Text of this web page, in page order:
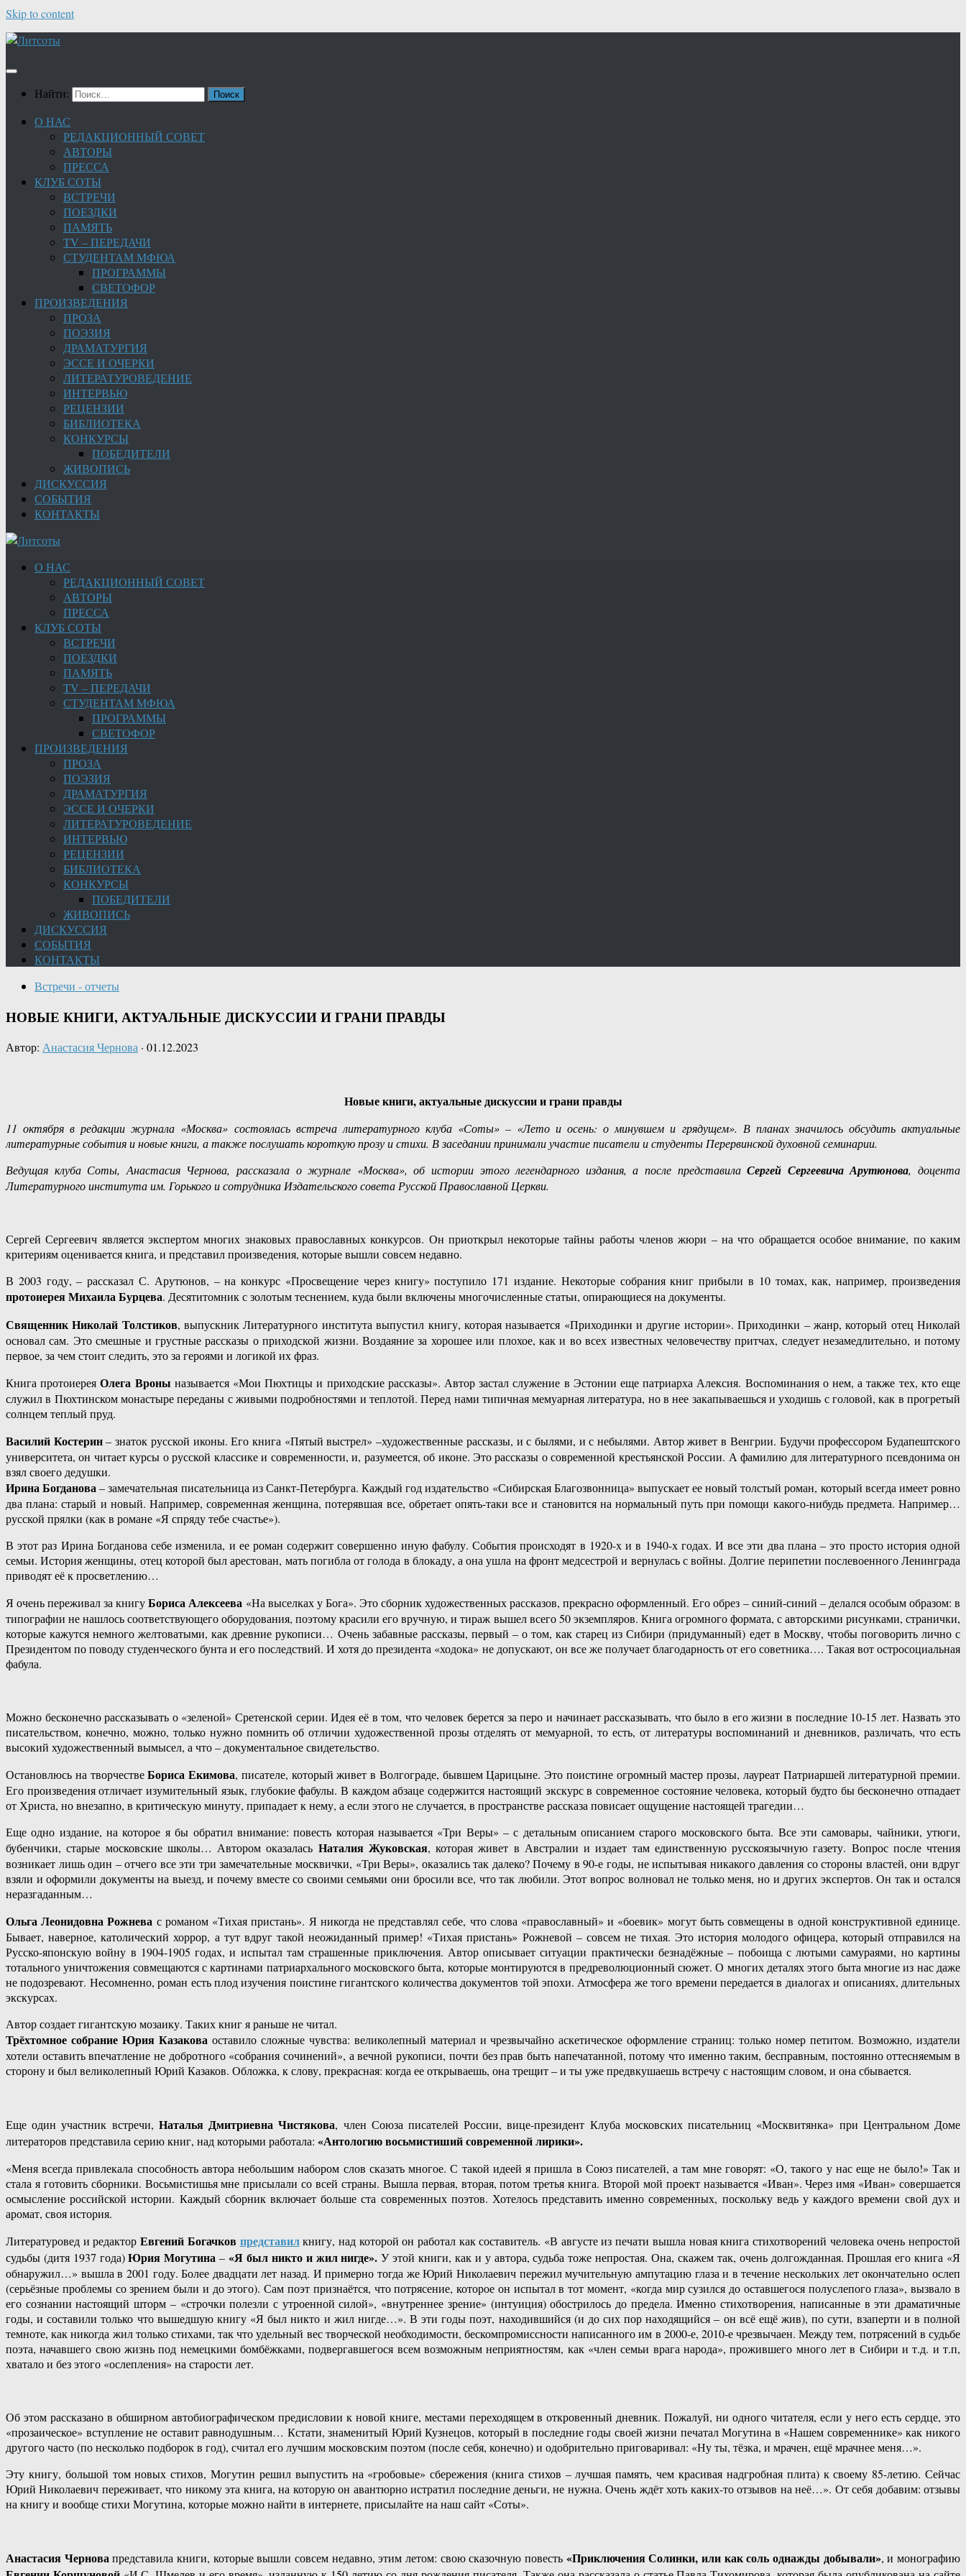
Skip to content
Найти:
О НАС
РЕДАКЦИОННЫЙ СОВЕТ
АВТОРЫ
ПРЕССА
КЛУБ СОТЫ
ВСТРЕЧИ
ПОЕЗДКИ
ПАМЯТЬ
TV – ПЕРЕДАЧИ
СТУДЕНТАМ МФЮА
ПРОГРАММЫ
СВЕТОФОР
ПРОИЗВЕДЕНИЯ
ПРОЗА
ПОЭЗИЯ
ДРАМАТУРГИЯ
ЭССЕ И ОЧЕРКИ
ЛИТЕРАТУРОВЕДЕНИЕ
ИНТЕРВЬЮ
РЕЦЕНЗИИ
БИБЛИОТЕКА
КОНКУРСЫ
ПОБЕДИТЕЛИ
ЖИВОПИСЬ
ДИСКУССИЯ
СОБЫТИЯ
КОНТАКТЫ
О НАС
РЕДАКЦИОННЫЙ СОВЕТ
АВТОРЫ
ПРЕССА
КЛУБ СОТЫ
ВСТРЕЧИ
ПОЕЗДКИ
ПАМЯТЬ
TV – ПЕРЕДАЧИ
СТУДЕНТАМ МФЮА
ПРОГРАММЫ
СВЕТОФОР
ПРОИЗВЕДЕНИЯ
ПРОЗА
ПОЭЗИЯ
ДРАМАТУРГИЯ
ЭССЕ И ОЧЕРКИ
ЛИТЕРАТУРОВЕДЕНИЕ
ИНТЕРВЬЮ
РЕЦЕНЗИИ
БИБЛИОТЕКА
КОНКУРСЫ
ПОБЕДИТЕЛИ
ЖИВОПИСЬ
ДИСКУССИЯ
СОБЫТИЯ
КОНТАКТЫ
Встречи - отчеты
НОВЫЕ КНИГИ, АКТУАЛЬНЫЕ ДИСКУССИИ И ГРАНИ ПРАВДЫ
Автор: Анастасия Чернова · 01.12.2023
Новые книги, актуальные дискуссии и грани правды
11 октября в редакции журнала «Москва» состоялась встреча литературного клуба «Соты» – «Лето и осень: о минувшем и грядущем». В планах значилось обсудить актуальные
литературные события и новые книги, а также послушать короткую прозу и стихи. В заседании принимали участие писатели и студенты Перервинской духовной семинарии.
Ведущая клуба Соты, Анастасия Чернова, рассказала о журнале «Москва», об истории этого легендарного издания, а после представилаСергей Сергеевича Арутюнова, доцента
Литературного института им. Горького и сотрудника Издательского совета Русской Православной Церкви.
Сергей Сергеевич является экспертом многих знаковых православных конкурсов. Он приоткрыл некоторые тайны работы членов жюри – на что обращается особое внимание, по каким
критериям оценивается книга, и представил произведения, которые вышли совсем недавно.
В 2003 году, – рассказал С. Арутюнов, – на конкурс «Просвещение через книгу» поступило 171 издание. Некоторые собрания книг прибыли в 10 томах, как, например, произведения
протоиерея Михаила Бурцева. Десятитомник с золотым теснением, куда были включены многочисленные статьи, опирающиеся на документы.
Священник Николай Толстиков, выпускник Литературного института выпустил книгу, которая называется «Приходинки и другие истории». Приходинки – жанр, который отец Николай
основал сам. Это смешные и грустные рассказы о приходской жизни. Воздаяние за хорошее или плохое, как и во всех известных человечеству притчах, следует незамедлительно, и потому
первое, за чем стоит следить, это за героями и логикой их фраз.
Книга протоиереяОлега Вроны называется «Мои Пюхтицы и приходские рассказы». Автор застал служение в Эстонии еще патриарха Алексия. Воспоминания о нем, а также тех, кто еще
служил в Пюхтинском монастыре переданы с живыми подробностями и теплотой. Перед нами типичная мемуарная литература, но в нее закапываешься и уходишь с головой, как в прогретый
солнцем теплый пруд.
Василий Костерин– знаток русской иконы. Его книга «Пятый выстрел» –художественные рассказы, и с былями, и с небылями. Автор живет в Венгрии. Будучи профессором Будапештского
университета, он читает курсы о русской классике и современности, и, разумеется, об иконе. Это рассказы о современной крестьянской России. А фамилию для литературного псевдонима он
взял своего дедушки.
Ирина Богданова– замечательная писательница из Санкт-Петербурга. Каждый год издательство «Сибирская Благозвонница» выпускает ее новый толстый роман, который всегда имеет ровно
два плана: старый и новый. Например, современная женщина, потерявшая все, обретает опять-таки все и становится на нормальный путь при помощи какого-нибудь предмета. Например…
русской прялки (как в романе «Я спряду тебе счастье»).
В этот раз Ирина Богданова себе изменила, и ее роман содержит совершенно иную фабулу. События происходят в 1920-х и в 1940-х годах. И все эти два плана – это просто история одной
семьи. История женщины, отец которой был арестован, мать погибла от голода в блокаду, а она ушла на фронт медсестрой и вернулась с войны. Долгие перипетии послевоенного Ленинграда
приводят её к просветлению…
Я очень переживал за книгуБориса Алексеева «На выселках у Бога». Это сборник художественных рассказов, прекрасно оформленный. Его обрез – синий-синий – делался особым образом: в
типографии не нашлось соответствующего оборудования, поэтому красили его вручную, и тираж вышел всего 50 экземпляров. Книга огромного формата, с авторскими рисунками, странички,
которые кажутся немного желтоватыми, как древние рукописи… Очень забавные рассказы, первый – о том, как старец из Сибири (придуманный) едет в Москву, чтобы поговорить лично с
Президентом по поводу студенческого бунта и его последствий. И хотя до президента «ходока» не допускают, он все же получает благодарность от его советника…. Такая вот остросоциальная
фабула.
Можно бесконечно рассказывать о «зеленой» Сретенской серии. Идея её в том, что человек берется за перо и начинает рассказывать, что было в его жизни в последние 10-15 лет. Назвать это
писательством, конечно, можно, только нужно помнить об отличии художественной прозы отделять от мемуарной, то есть, от литературы воспоминаний и дневников, различать, что есть
высокий художественный вымысел, а что – документальное свидетельство.
Остановлюсь на творчествеБориса Екимова, писателе, который живет в Волгограде, бывшем Царицыне. Это поистине огромный мастер прозы, лауреат Патриаршей литературной премии.
Его произведения отличает изумительный язык, глубокие фабулы. В каждом абзаце содержится настоящий экскурс в современное состояние человека, который будто бы бесконечно отпадает
от Христа, но внезапно, в критическую минуту, припадает к нему, а если этого не случается, в пространстве рассказа повисает ощущение настоящей трагедии…
Еще одно издание, на которое я бы обратил внимание: повесть которая называется «Три Веры» – с детальным описанием старого московского быта. Все эти самовары, чайники, утюги,
бубенчики, старые московские школы… Автором оказалась Наталия Жуковская, которая живет в Австралии и издает там единственную русскоязычную газету. Вопрос после чтения
возникает лишь один – отчего все эти три замечательные москвички, «Три Веры», оказались так далеко? Почему в 90-е годы, не испытывая никакого давления со стороны властей, они вдруг
взяли и оформили документы на выезд, и почему вместе со своими семьями они бросили все, что так любили. Этот вопрос волновал не только меня, но и других экспертов. Он так и остался
неразгаданным…
Ольга Леонидовна Рожнева с романом «Тихая пристань». Я никогда не представлял себе, что слова «православный» и «боевик» могут быть совмещены в одной конструктивной единице.
Бывает, наверное, католический хоррор, а тут вдруг такой неожиданный пример! «Тихая пристань» Рожневой – совсем не тихая. Это история молодого офицера, который отправился на
Русско-японскую войну в 1904-1905 годах, и испытал там страшенные приключения. Автор описывает ситуации практически безнадёжные – побоища с лютыми самураями, но картины
тотального уничтожения совмещаются с картинами патриархального московского быта, которые монтируются в предреволюционный сюжет. О многих деталях этого быта многие из нас даже
не подозревают. Несомненно, роман есть плод изучения поистине гигантского количества документов той эпохи. Атмосфера же того времени передается в диалогах и описаниях, длительных
экскурсах.
Автор создает гигантскую мозаику. Таких книг я раньше не читал.
Трёхтомное собрание Юрия Казаковаоставило сложные чувства: великолепный материал и чрезвычайно аскетическое оформление страниц: только номер петитом. Возможно, издатели
хотели оставить впечатление не добротного «собрания сочинений», а вечной рукописи, почти без прав быть напечатанной, потому что именно таким, бесправным, постоянно оттесняемым в
сторону и был великолепный Юрий Казаков. Обложка, к слову, прекрасная: когда ее открываешь, она трещит – и ты уже предвкушаешь встречу с настоящим словом, и она сбывается.
Еще один участник встречи, Наталья Дмитриевна Чистякова, член Союза писателей России, вице-президент Клуба московских писательниц «Москвитянка» при Центральном Доме
литераторов представила серию книг, над которыми работала: «Антологию восьмистиший современной лирики».
«Меня всегда привлекала способность автора небольшим набором слов сказать многое. С такой идеей я пришла в Союз писателей, а там мне говорят: «О, такого у нас еще не было!» Так и
стала я готовить сборники. Восьмистишья мне присылали со всей страны. Вышла первая, вторая, потом третья книга. Второй мой проект называется «Иван». Через имя «Иван» совершается
осмысление российской истории. Каждый сборник включает больше ста современных поэтов. Хотелось представить именно современных, поскольку ведь у каждого времени свой дух и
аромат, своя история.
Литературовед и редакторЕвгений Богачков представилкнигу, над которой он работал как составитель. «В августе из печати вышла новая книга стихотворений человека очень непростой
судьбы (дитя 1937 года)Юрия Могутина –«Я был никто и жил нигде». У этой книги, как и у автора, судьба тоже непростая. Она, скажем так, очень долгожданная. Прошлая его книга «Я
обнаружил…» вышла в 2001 году. Более двадцати лет назад. И примерно тогда же Юрий Николаевич пережил мучительную ампутацию глаза и в течение нескольких лет окончательно ослеп
(серьёзные проблемы со зрением были и до этого). Сам поэт признаётся, что потрясение, которое он испытал в тот момент, «когда мир сузился до оставшегося полуслепого глаза», вызвало в
его сознании настоящий шторм – «строчки полезли с утроенной силой», «внутреннее зрение» (интуиция) обострилось до предела. Именно стихотворения, написанные в эти драматичные
годы, и составили только что вышедшую книгу «Я был никто и жил нигде…». В эти годы поэт, находившийся (и до сих пор находящийся – он всё ещё жив), по сути, взаперти и в полной
темноте, как никогда жил только стихами, так что удельный вес творческой необходимости, бескомпромиссности написанного им в 2000-е, 2010-е чрезвычаен. Между тем, потрясений в судьбе
поэта, начавшего свою жизнь под немецкими бомбёжками, подвергавшегося всем возможным неприятностям, как «член семьи врага народа», прожившего много лет в Сибири и т.д. и т.п,
хватало и без этого «ослепления» на старости лет.
Об этом рассказано в обширном автобиографическом предисловии к новой книге, местами переходящем в откровенный дневник. Пожалуй, ни одного читателя, если у него есть сердце, это
«прозаическое» вступление не оставит равнодушным… Кстати, знаменитый Юрий Кузнецов, который в последние годы своей жизни печатал Могутина в «Нашем современнике» как никого
другого часто (по несколько подборок в год), считал его лучшим московским поэтом (после себя, конечно) и одобрительно приговаривал: «Ну ты, тёзка, и мрачен, ещё мрачнее меня…».
Эту книгу, большой том новых стихов, Могутин решил выпустить на «гробовые» сбережения (книга стихов – лучшая память, чем красивая надгробная плита) к своему 85-летию. Сейчас
Юрий Николаевич переживает, что никому эта книга, на которую он авантюрно истратил последние деньги, не нужна. Очень ждёт хоть каких-то отзывов на неё…». От себя добавим: отзывы
на книгу и вообще стихи Могутина, которые можно найти в интернете, присылайте на наш сайт «Соты».
Анастасия Черновапредставила книги, которые вышли совсем недавно, этим летом: свою сказочную повесть «Приключения Солинки, или как соль однажды добывали», и монографию